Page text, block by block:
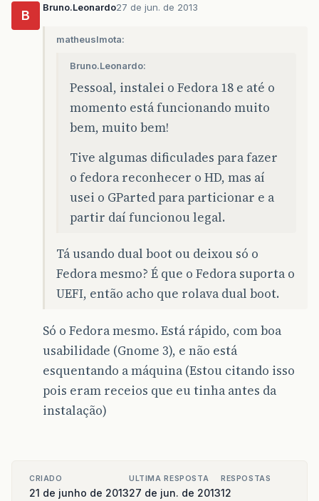
B
Bruno.Leonardo27 de jun. de 2013
matheuslmota:
Bruno.Leonardo:
Pessoal, instalei o Fedora 18 e até o
momento está funcionando muito
bem, muito bem!
Tive algumas dificulades para fazer
o fedora reconhecer o HD, mas aí
usei o GParted para particionar e a
partir daí funcionou legal.
Tá usando dual boot ou deixou só o
Fedora mesmo? É que o Fedora suporta o
UEFI, então acho que rolava dual boot.
Só o Fedora mesmo. Está rápido, com boa
usabilidade (Gnome 3), e não está
esquentando a máquina (Estou citando isso
pois eram receios que eu tinha antes da
instalação)
CRIADO
21 de junho de 2013
ULTIMA RESPOSTA
27 de jun. de 2013
RESPOSTAS
12